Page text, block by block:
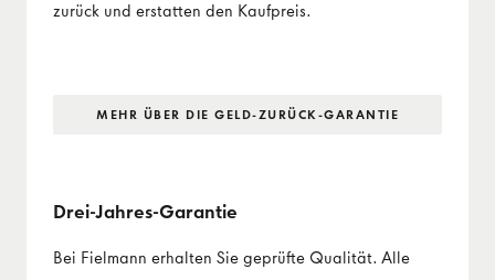
zurück und erstatten den Kaufpreis.
MEHR ÜBER DIE GELD-ZURÜCK-GARANTIE
Drei-Jahres-Garantie
Bei Fielmann erhalten Sie geprüfte Qualität. Alle